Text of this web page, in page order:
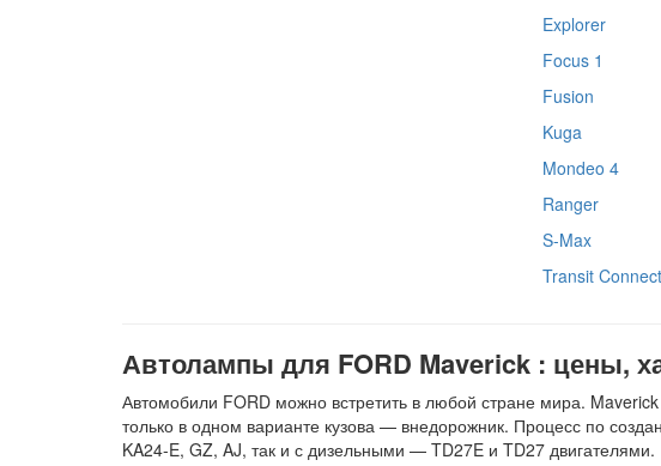
Explorer
Focus 1
Fusion
Kuga
Mondeo 4
Ranger
S-Max
Transit Connect
Автолампы для FORD Maverick : цены,
Автомобили FORD можно встретить в любой стране мира.
только в одном варианте кузова — внедорожник. Процесс по
KA24-E, GZ, AJ, так и с дизельными — TD27E и TD27 двигателями.